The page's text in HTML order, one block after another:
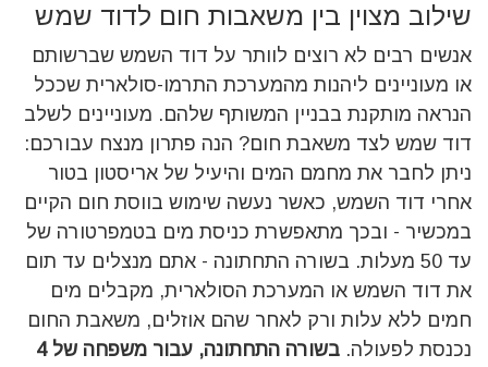
שילוב מצוין בין משאבות חום לדוד שמש
אנשים רבים לא רוצים לוותר על דוד השמש שברשותם
או מעוניינים ליהנות מהמערכת התרמו-סולארית שככל
הנראה מותקנת בבניין המשותף שלהם. מעוניינים לשלב
דוד שמש לצד משאבת חום? הנה פתרון מנצח עבורכם:
ניתן לחבר את מחמם המים והיעיל של אריסטון בטור
אחרי דוד השמש, כאשר נעשה שימוש בווסת חום הקיים
במכשיר - ובכך מתאפשרת כניסת מים בטמפרטורה של
עד 50 מעלות. בשורה התחתונה - אתם מנצלים עד תום
את דוד השמש או המערכת הסולארית, מקבלים מים
חמים ללא עלות ורק לאחר שהם אוזלים, משאבת החום
נכנסת לפעולה.
בשורה התחתונה, עבור משפחה של 4